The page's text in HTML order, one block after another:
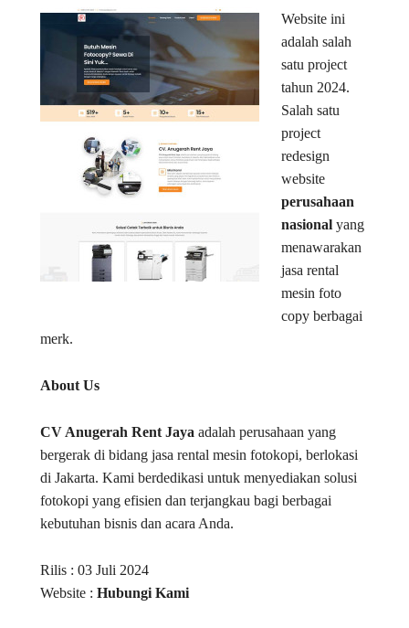
Website ini
adalah salah
satu project
tahun 2024.
Salah satu
project
redesign
website
perusahaan
nasionalyang
menawarakan
jasa rental
mesin foto
copy berbagai
merk.
About Us
CV Anugerah Rent Jaya adalah perusahaan yang
bergerak di bidang jasa rental mesin fotokopi, berlokasi
di Jakarta. Kami berdedikasi untuk menyediakan solusi
fotokopi yang efisien dan terjangkau bagi berbagai
kebutuhan bisnis dan acara Anda.
Rilis : 03 Juli 2024
Website : Hubungi Kami